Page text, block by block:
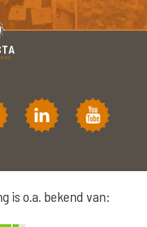
is o.a. bekend van: